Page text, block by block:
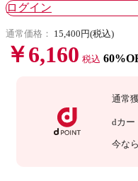
ログイン
通常価格： 15,400円(税込)
￥6,160 税込
通常
dカー
今なら